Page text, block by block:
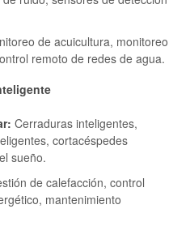
de acuicultura, monitoreo
remoto de redes de agua.
Cerraduras inteligentes,
cortacéspedes
sueño.
de calefacción, control
mantenimiento